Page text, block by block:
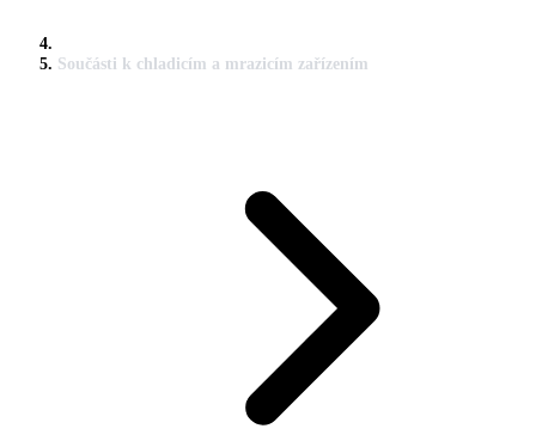
Součásti k chladicím a mrazicím zařízením